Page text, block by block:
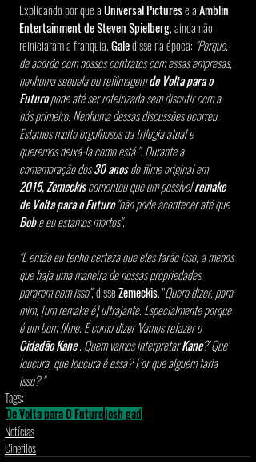
Explicando por que a Universal Pictures e a Amblin
Entertainment de Steven Spielberg, ainda não
reiniciaram a franquia, Gale disse na época: "Porque,
de acordo com nossos contratos com essas empresas,
nenhuma sequela ou refilmagem de Volta para o
Futuro pode até ser roteirizada sem discutir com a
nós primeiro. Nenhuma dessas discussões ocorreu.
Estamos muito orgulhosos da trilogia atual e
queremos deixá-la como está ". Durante a
comemoração dos 30 anos do filme original em
2015, Zemeckis comentou que um possível remake
de Volta para o Futuro "não pode acontecer até que
Bob e eu estamos mortos".
"E então eu tenho certeza que eles farão isso, a menos
que haja uma maneira de nossas propriedades
pararem com isso", disse Zemeckis. "Quero dizer, para
mim, [um remake é] ultrajante. Especialmente porque
é um bom filme. É como dizer 'Vamos refazer o
Cidadão Kane . Quem vamos interpretar Kane?' Que
loucura, que loucura é essa? Por que alguém faria
isso? "
Tags:
De Volta para O Futurojosh gad
Notícias
Cinefilos